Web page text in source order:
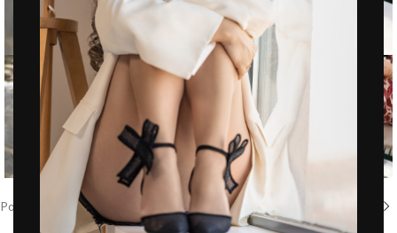
Click to enlarge
Početna Prodavnica